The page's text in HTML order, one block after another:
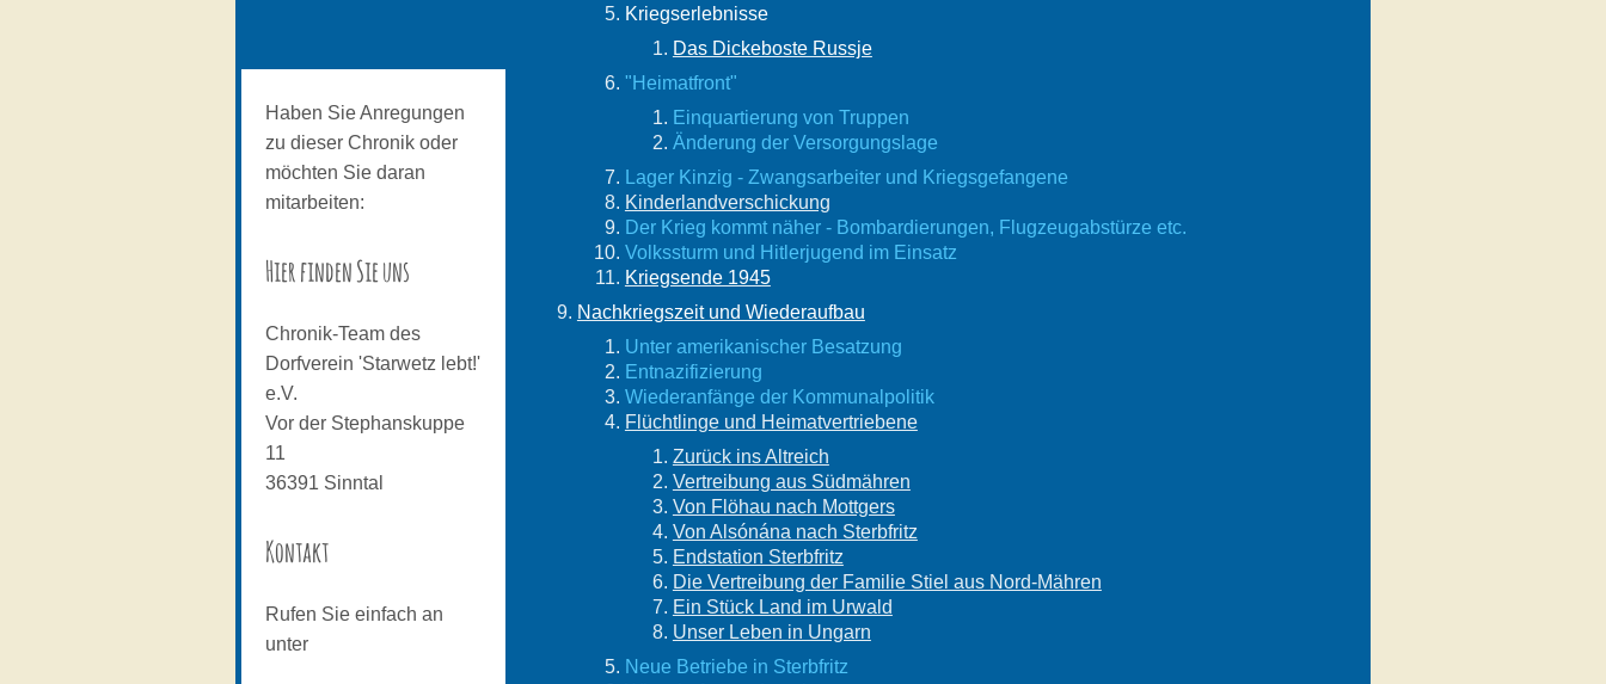
Haben Sie Anregungen
zu dieser Chronik oder
möchten Sie daran
mitarbeiten:
Hier finden Sie uns
Chronik-Team des
Dorfverein 'Starwetz lebt!'
e.V.
Vor der Stephanskuppe
11
36391 Sinntal
Kontakt
Rufen Sie einfach an
unter
Kriegserlebnisse
​Das Dickeboste Russje
"Heimatfront"
Einquartierung von Truppen
Änderung der Versorgungslage
Lager Kinzig - Zwangsarbeiter und Kriegsgefangene
Kinderlandverschickung
Der Krieg kommt näher - Bombardierungen, Flugzeugabstürze etc.
Volkssturm und Hitlerjugend im Einsatz
Kriegsende 1945
Nachkriegszeit und Wiederaufbau
Unter amerikanischer Besatzung
Entnazifizierung
Wiederanfänge der Kommunalpolitik
Flüchtlinge und Heimatvertriebene
Zurück ins Altreich
Vertreibung aus Südmähren
Von Flöhau nach Mottgers
Von Alsónána nach Sterbfritz
Endstation Sterbfritz
Die Vertreibung der Familie Stiel aus Nord-Mähren
Ein Stück Land im Urwald
Unser Leben in Ungarn
Neue Betriebe in Sterbfritz